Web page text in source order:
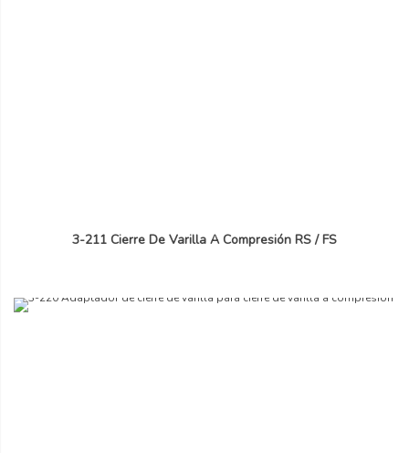
3-211 Cierre De Varilla A Compresión RS / FS